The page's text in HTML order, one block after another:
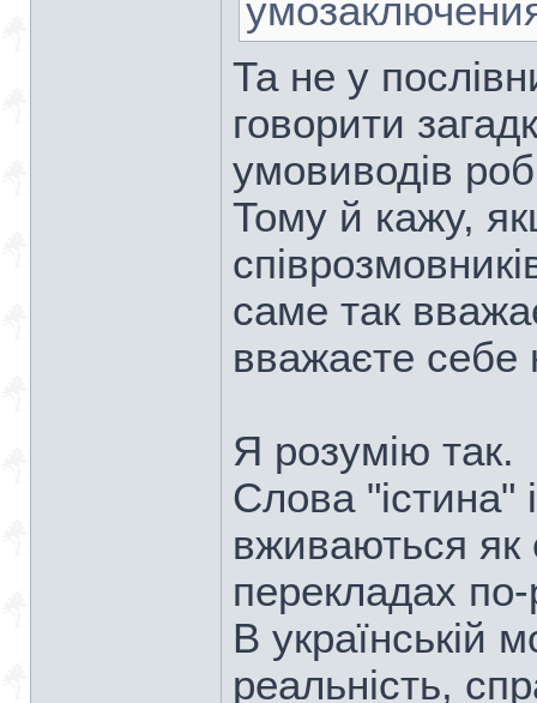
Та не у
говорити
умовиводів
Тому й кажу,
саме так
вважаєте
Я розумію так.
Слова "істина"
вживаються як
перекладах по-
В українській
реальність,